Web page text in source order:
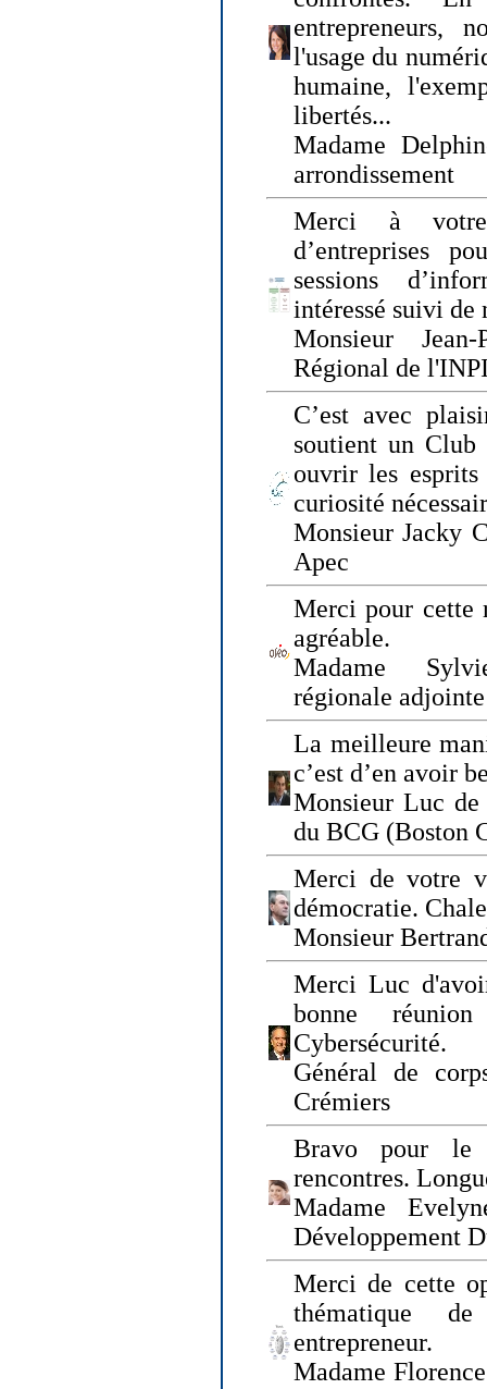
entrepreneurs,
l'usage du
humaine,
libertés...
Madame
arrondissement
Merci à
d’entreprises
sessions
intéressé suivi de
Monsieur
Régional de
C’est avec
soutient un Club
ouvrir les
curiosité
Monsieur Jacky
Apec
Merci pour cette
agréable.
Madame
régionale
La meilleure
c’est d’en avoir
Monsieur Luc de
du BCG (Boston
Merci de votre
démocratie.
Monsieur
Merci Luc
bonne
Cybersécurité.
Général de
Crémiers
Bravo pour le
rencontres.
Madame
Développement
Merci de cette
thématique
entrepreneur.
Madame